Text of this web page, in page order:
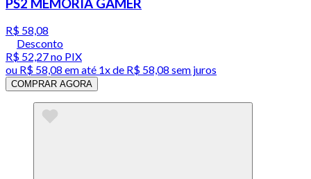
PS2 MEMORIA GAMER
R$ 58,08
Desconto
R$ 52,27no PIX
ou R$ 58,08 em até 1x de R$ 58,08 sem juros
COMPRAR AGORA